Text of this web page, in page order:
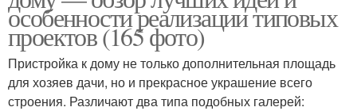
особенности реализации типовых
проектов (165 фото)
Пристройка к дому не только дополнительная площадь
для хозяев дачи, но и прекрасное украшение всего
строения. Различают два типа подобных галерей: